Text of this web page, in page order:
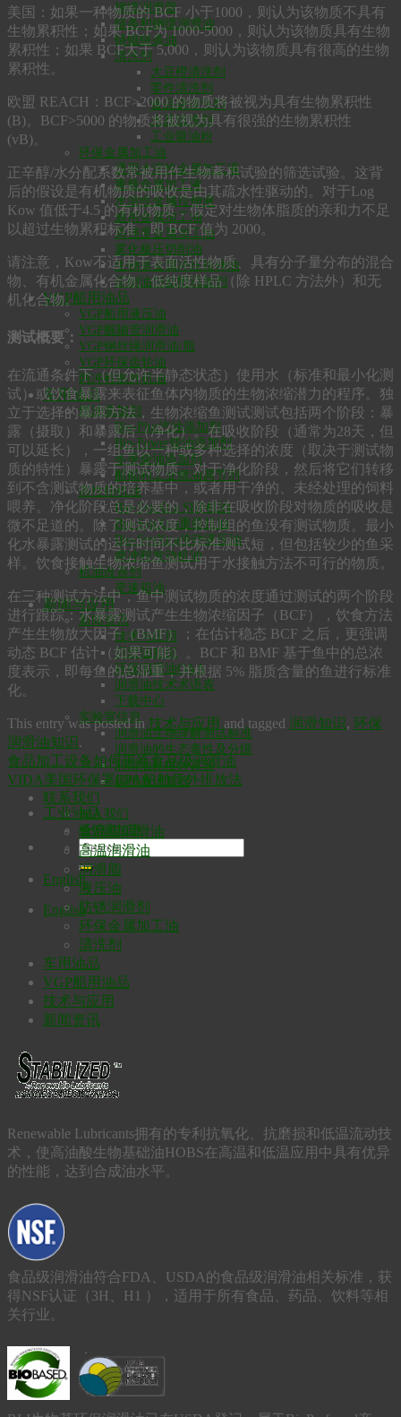
钢缆润滑脂
链条和钢缆润滑油
链锯链条油
清洗剂
大豆橙清洗剂
零件清洗剂
食品级清洗剂
水基清洗剂
工业吸油粉
环保金属加工油
通用水溶性金属加工液
重载金属加工液
水溶性金属拉伸液
通用金属加工油
高强度金属加工油
雾化极压切削油
生物基金属冲压拉伸油
切削油防粘附添加剂
VGP船用油品
VGP船用液压油
VGP艉轴管润滑油
VGP钢丝绳润滑油/脂
VGP环保齿轮油
两冲程舷外机油
车用油品
燃油添加剂
Bio-Plus汽油添加剂
Bio-Power柴油添加剂
冬季柴油添加剂
船舶和工业燃油调节剂
高性能机油
Bio-SynXtra SHP机油
Bio-SynXtra重载机油
Bio-SynXtra传动液压油
两冲程发动机油
机油改善剂
变速箱油
新闻与应用
新闻资讯
技术与应用
润滑油知识
环保润滑油Q&A
润滑油技术术语表
下载中心
实验室信息
润滑油生物降解测试标准
润滑油的生态毒性及分级
润滑油粘度计算器
碳排放计算器
联系我们
加入我们
经销商加盟
English
English
美国：如果一种物质的 BCF 小于1000，则认为该物质不具有
生物累积性；如果 BCF为 1000-5000，则认为该物质具有生物
累积性；如果 BCF大于 5,000，则认为该物质具有很高的生物
累积性。
欧盟 REACH：BCF>2000 的物质将被视为具有生物累积性
(B)。BCF>5000 的物质将被视为具有很强的生物累积性
(vB)。
正辛醇/水分配系数常被用作生物蓄积试验的筛选试验。这背
后的假设是有机物质的吸收是由其疏水性驱动的。对于Log
Kow 值低于4.5 的有机物质，假定对生物体脂质的亲和力不足
以超过生物累积标准，即 BCF 值为 2000。
请注意，Kow不适用于表面活性物质、具有分子量分布的混合
物、有机金属化合物、低纯度样品（除 HPLC 方法外）和无
机化合物。
测试概要：
在流通条件下（但允许半静态状态）使用水（标准和最小化测
试）或饮食暴露来表征鱼体内物质的生物浓缩潜力的程序。独
立于选择的暴露方法，生物浓缩鱼测试测试包括两个阶段：暴
露（摄取）和暴露后（净化）。在吸收阶段（通常为28天，但
可以延长），一组鱼以一种或多种选择的浓度（取决于测试物
质的特性）暴露于测试物质。对于净化阶段，然后将它们转移
到不含测试物质的培养基中，或者用干净的、未经处理的饲料
喂养。净化阶段总是必要的，除非在吸收阶段对物质的吸收是
微不足道的。除了测试浓度，控制组的鱼没有测试物质。最小
化水暴露测试的运行时间不比标准测试短，但包括较少的鱼采
样。饮食接触生物浓缩鱼测试用于水接触方法不可行的物质。
在三种测试方法中，鱼中测试物质的浓度通过测试的两个阶段
进行跟踪：水暴露测试产生生物浓缩因子（BCF），饮食方法
产生生物放大因子（BMF）；在估计稳态 BCF 之后，更强调
动态 BCF 估计（如果可能）。BCF 和 BMF 基于鱼中的总浓
度表示，即每鱼的总湿重，并根据 5% 脂质含量的鱼进行标准
化。
This entry was posted in 技术与应用 and tagged 润滑知识, 环保
润滑油知识.
食品加工设备如何更换食品级润滑油
VIDA美国环保署EPA船舶意外排放法
工业油品
食品级润滑油
高温润滑油
润滑脂
液压油
防锈润滑剂
环保金属加工油
清洗剂
车用油品
VGP船用油品
技术与应用
新闻资讯
Renewable Lubricants拥有的专利抗氧化、抗磨损和低温流动技
术，使高油酸生物基础油HOBS在高温和低温应用中具有优异
的性能，达到合成油水平。
食品级润滑油符合FDA、USDA的食品级润滑油相关标准，获
得NSF认证（3H、H1 ），适用于所有食品、药品、饮料等相
关行业。